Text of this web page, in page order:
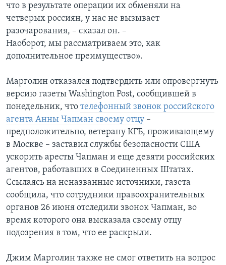
что в результате операции их обменяли на
четверых россиян, у нас не вызывает
разочарования, – сказал он. –
Наоборот, мы рассматриваем это, как
дополнительное преимущество».
Марголин отказался подтвердить или опровергнуть
версию газеты Washington Post, сообщившей в
понедельник, что телефонный звонок российского
агента Анны Чапман своему отцу –
предположительно, ветерану КГБ, проживающему
в Москве – заставил службы безопасности США
ускорить аресты Чапман и еще девяти российских
агентов, работавших в Соединенных Штатах.
Ссылаясь на неназванные источники, газета
сообщила, что сотрудники правоохранительных
органов 26 июня отследили звонок Чапман, во
время которого она высказала своему отцу
подозрения в том, что ее раскрыли.
Джим Марголин также не смог ответить на вопрос